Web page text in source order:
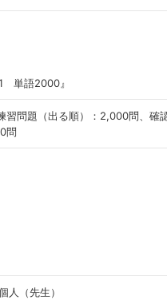
単語2000』
習問題（出る順）：2,000問、確
問
人（先生）